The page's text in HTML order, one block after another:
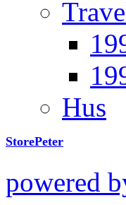
Hus
StorePeter
powered